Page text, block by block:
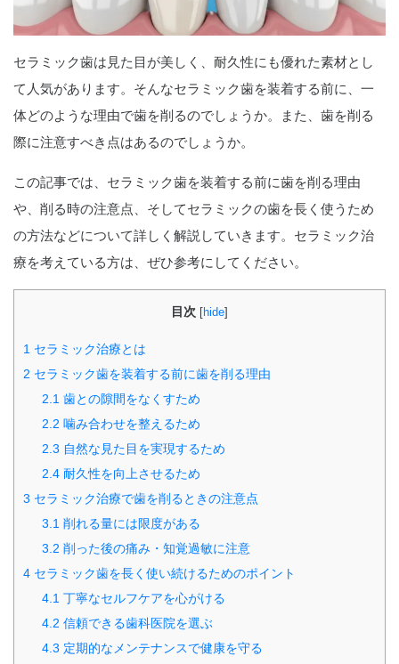
セラミック歯は見た目が美しく、耐久性にも優れた素材とし
て人気があります。そんなセラミック歯を装着する前に、一
体どのような理由で歯を削るのでしょうか。また、歯を削る
際に注意すべき点はあるのでしょうか。
この記事では、セラミック歯を装着する前に歯を削る理由
や、削る時の注意点、そしてセラミックの歯を長く使うため
の方法などについて詳しく解説していきます。セラミック治
療を考えている方は、ぜひ参考にしてください。
目次 [hide]
1 セラミック治療とは
2 セラミック歯を装着する前に歯を削る理由
2.1 歯との隙間をなくすため
2.2 噛み合わせを整えるため
2.3 自然な見た目を実現するため
2.4 耐久性を向上させるため
3 セラミック治療で歯を削るときの注意点
3.1 削れる量には限度がある
3.2 削った後の痛み・知覚過敏に注意
4 セラミック歯を長く使い続けるためのポイント
4.1 丁寧なセルフケアを心がける
4.2 信頼できる歯科医院を選ぶ
4.3 定期的なメンテナンスで健康を守る